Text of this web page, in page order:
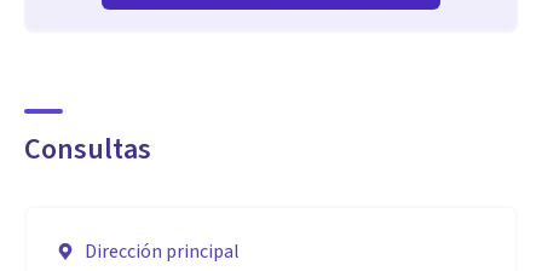
Consultas
Dirección principal